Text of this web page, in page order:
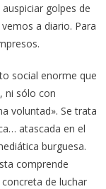
golpes de
a diario. Para
social enorme que
ni sólo con
voluntad». Se trata
atascada en el
burguesa.
comprende
de luchar